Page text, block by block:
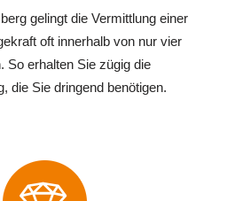
gelingt die Vermittlung einer
oft innerhalb von nur vier
So erhalten Sie zügig die
die Sie dringend benötigen.